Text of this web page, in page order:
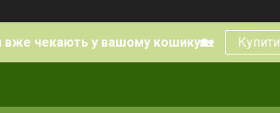
вже чекають у вашому кошику🏡 Купити